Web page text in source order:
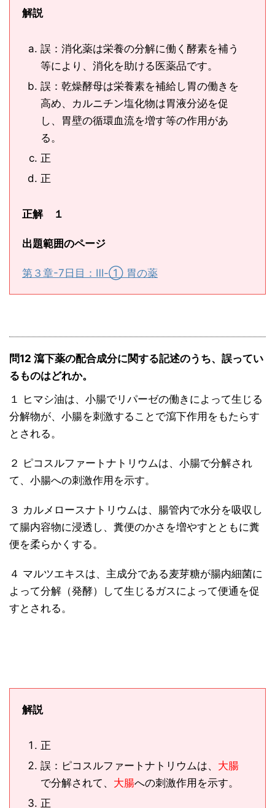
解説
誤：消化薬は栄養の分解に働く酵素を補う
等により、消化を助ける医薬品です。
誤：乾燥酵母は栄養素を補給し胃の働きを
高め、カルニチン塩化物は胃液分泌を促
し、胃壁の循環血流を増す等の作用があ
る。
正
正
正解 １
出題範囲のページ
第３章-7日目：Ⅲ-① 胃の薬
問12 瀉下薬の配合成分に関する記述のうち、誤ってい
るものはどれか。
１ ヒマシ油は、小腸でリパーゼの働きによって生じる
分解物が、小腸を刺激することで瀉下作用をもたらす
とされる。
２ ピコスルファートナトリウムは、小腸で分解され
て、小腸への刺激作用を示す。
３ カルメロースナトリウムは、腸管内で水分を吸収し
て腸内容物に浸透し、糞便のかさを増やすとともに糞
便を柔らかくする。
４ マルツエキスは、主成分である麦芽糖が腸内細菌に
よって分解（発酵）して生じるガスによって便通を促
すとされる。
解説
正
誤：ピコスルファートナトリウムは、 大腸
で分解されて、 大腸への刺激作用を示す。
正